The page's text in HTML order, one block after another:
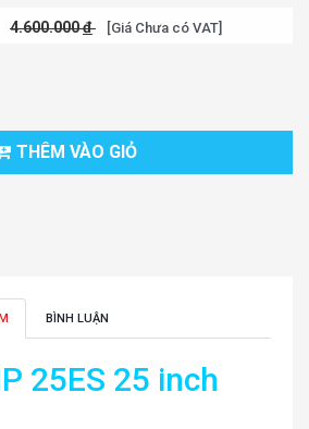
4.600.000đ [Giá Chưa có VAT]
THÊM VÀO GIỎ
BÌNH LUẬN
25ES 25 inch